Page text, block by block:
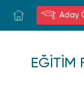
Aday
EĞITIM